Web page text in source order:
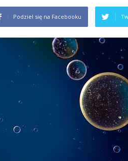
Podziel się na Facebooku